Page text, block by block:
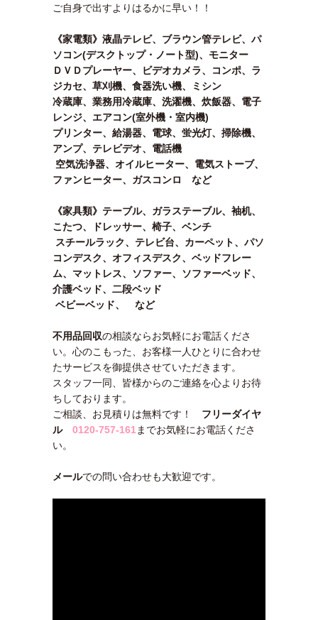
ご自身で出すよりはるかに早い！！
《家電類》液晶テレビ、ブラウン管テレビ、パ
ソコン(デスクトップ・ノート型)、モニター
ＤＶＤプレーヤー、ビデオカメラ、コンポ、ラ
ジカセ、草刈機、食器洗い機、ミシン
冷蔵庫、業務用冷蔵庫、洗濯機、炊飯器、電子
レンジ、エアコン(室外機・室内機)
プリンター、給湯器、電球、蛍光灯、掃除機、
アンプ、テレビデオ、電話機
空気洗浄器、オイルヒーター、電気ストーブ、
ファンヒーター、ガスコンロ など
《家具類》テーブル、ガラステーブル、袖机、
こたつ、ドレッサー、椅子、ベンチ
スチールラック、テレビ台、カーペット、パソ
コンデスク、オフィスデスク、ベッドフレー
ム、マットレス、ソファー、ソファーベッド、
介護ベッド、二段ベッド
ベビーベッド、 など
不用品回収の相談ならお気軽にお電話くださ
い。心のこもった、お客様一人ひとりに合わせ
たサービスを御提供させていただきます。
スタッフ一同、皆様からのご連絡を心よりお待
ちしております。
ご相談、お見積りは無料です！ フリーダイヤ
ル 0120-757-161 までお気軽にお電話くださ
い。
メールでの問い合わせも大歓迎です。